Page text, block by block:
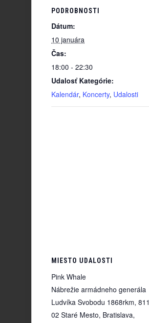
PODROBNOSTI
Dátum:
10 januára
Čas:
18:00 - 22:30
Udalosť Kategórie:
Kalendár, Koncerty, Udalosti
MIESTO UDALOSTI
Pink Whale
Nábrežie armádneho generála
Ludvíka Svobodu 1868rkm, 811
02 Staré Mesto, Bratislava,